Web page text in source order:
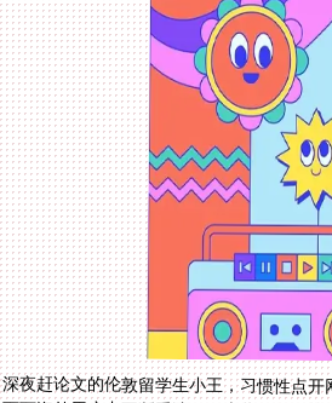
深夜赶论文的伦敦留学生小王，习惯性点
百万海外用户中不断重演——当你最需要熟
歌这么难？核心在于版权分区墙和IP封锁